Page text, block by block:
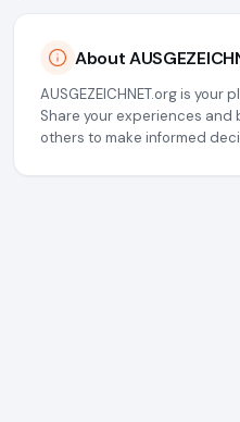
About
AUSGEZEICHNET.org is
Share your experiences
others to make informed